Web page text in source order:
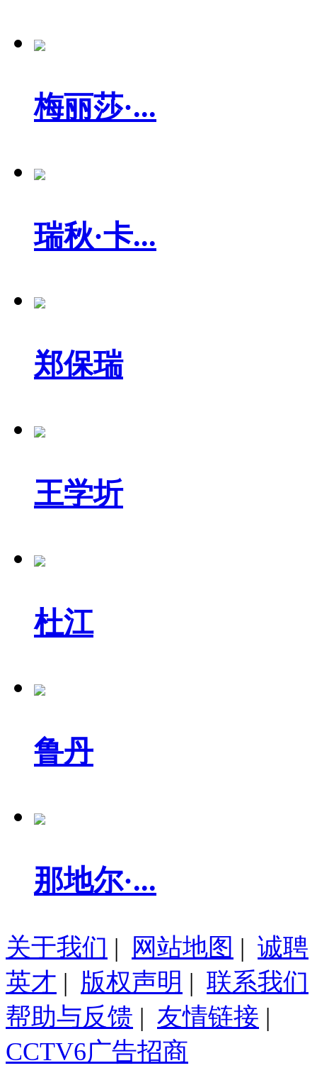
梅丽莎·...
瑞秋·卡...
郑保瑞
王学圻
杜江
鲁丹
那地尔·...
关于我们 | 网站地图 | 诚聘
英才 | 版权声明 | 联系我们
帮助与反馈 | 友情链接 |
CCTV6广告招商